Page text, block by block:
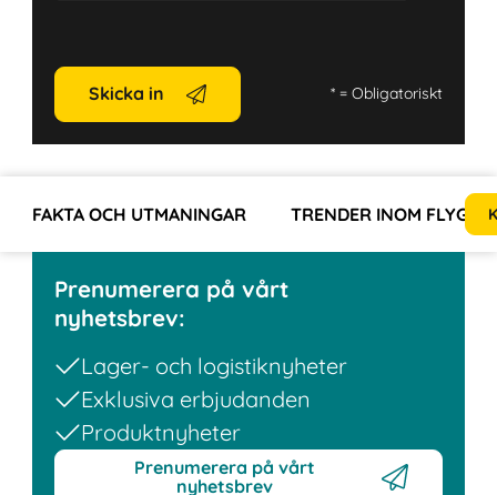
Skicka in *= Obligatoriskt
FAKTA OCH UTMANINGAR TRENDER INOM
Prenumerera på vårt
nyhetsbrev:
Lager- och logistiknyheter
Exklusiva erbjudanden
Produktnyheter
Prenumerera på vårt
nyhetsbrev